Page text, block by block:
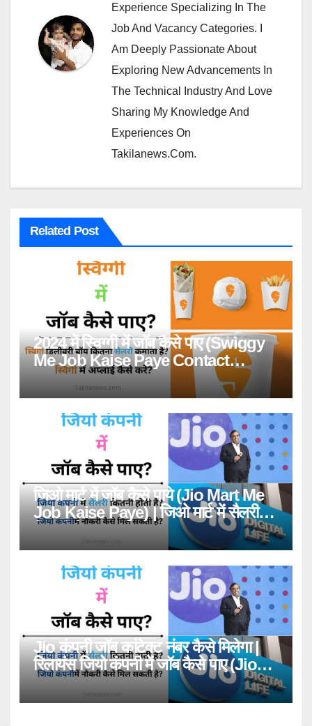
Experience Specializing In The
Job And Vacancy Categories. I
Am Deeply Passionate About
Exploring New Advancements In
The Technical Industry And Love
Sharing My Knowledge And
Experiences On
Takilanews.com.
Related Post
2024 में स्विग्गी में जॉब कैसे पाए (Swiggy
Me Job Kaise Paye Contact
Number)
जिओ मार्ट में जॉब कैसे पाये (Jio Mart Me
Job Kaise Paye) | जिओ मार्ट में सैलरी
कितनी है? (Jiomart Mai Salary Kitni
Hai)
Jio कंपनी जॉब कांटेक्ट नंबर कैसे मिलेगा |
रिलायंस जियो कंपनी में जॉब कैसे पाए (Jio
Company Me Job Kaise Paye
Contact Number)